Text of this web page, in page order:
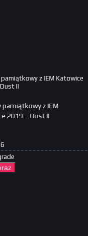
z IEM Katowice
II
pamiątkowy z IEM
2019 – Dust II